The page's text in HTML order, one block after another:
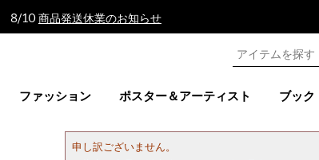
8/10 商品発送休業のお知らせ
ファッション ポスター＆アーティスト ブック
申し訳ございません。